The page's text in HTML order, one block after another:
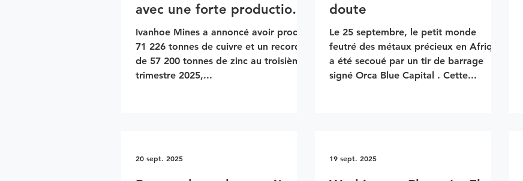
avec une forte production
de cuivre et de zinc
Ivanhoe Mines a annoncé avoir produit
71 226 tonnes de cuivre et un record
de 57 200 tonnes de zinc au troisième
trimestre 2025,...
doute
Le 25 septembre, le petit monde
feutré des métaux précieux en Afrique
a été secoué par un tir de barrage
signé Orca Blue Capital . Cette...
20 sept. 2025 19 sept. 2025